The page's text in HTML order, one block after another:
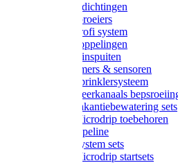
Gardena afdichtingen
Gardena sproeiers
Gardena Profi system
Gardena koppelingen
Gardena tuinspuiten
Gardena timers & sensoren
Gardena Sprinklersysteem
Gardena meerkanaals
Gardena vakantiebewatering sets
Gardena Microdrip toebehoren
Gardena Pipeline
Gardena System sets
Gardena Microdrip startsets